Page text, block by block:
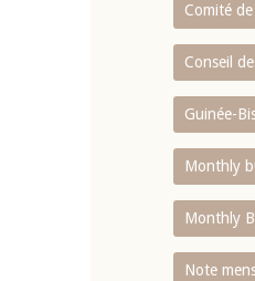
Comité
Conseil
Guinée-
Monthly
Monthly
Note